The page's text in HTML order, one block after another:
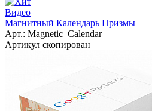
Видео
Магнитный Календарь Призмы
Арт.: Magnetic_Calendar
Артикул скопирован